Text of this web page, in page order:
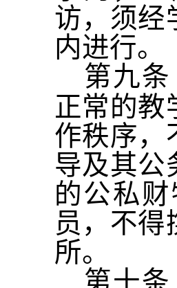
访，须经
内进行。
第九条
正常的教
作秩序，
导及其公
的公私
员，不
所。
第十条